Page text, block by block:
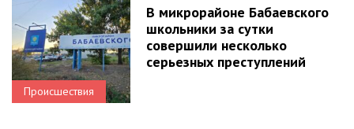
Происшествия
В микрорайоне Бабаевского
школьники за сутки
совершили несколько
серьезных преступлений